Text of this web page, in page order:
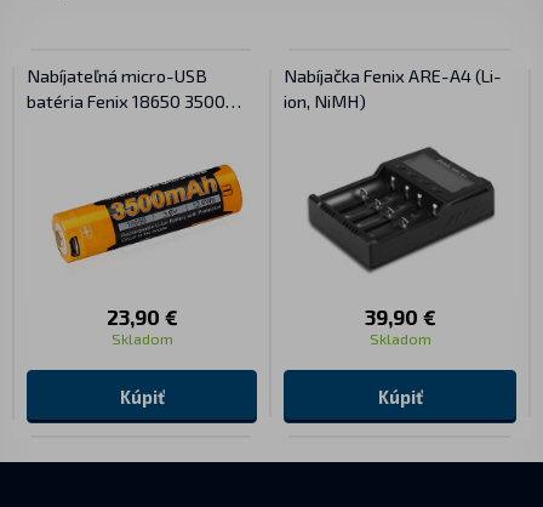
Nabíjateľná micro-USB
batéria Fenix 18650 3500
23,90 €
Skladom
Kúpiť
Nabíjačka Fenix ARE-A4 (Li-
ion, NiMH)
39,90 €
Skladom
Kúpiť